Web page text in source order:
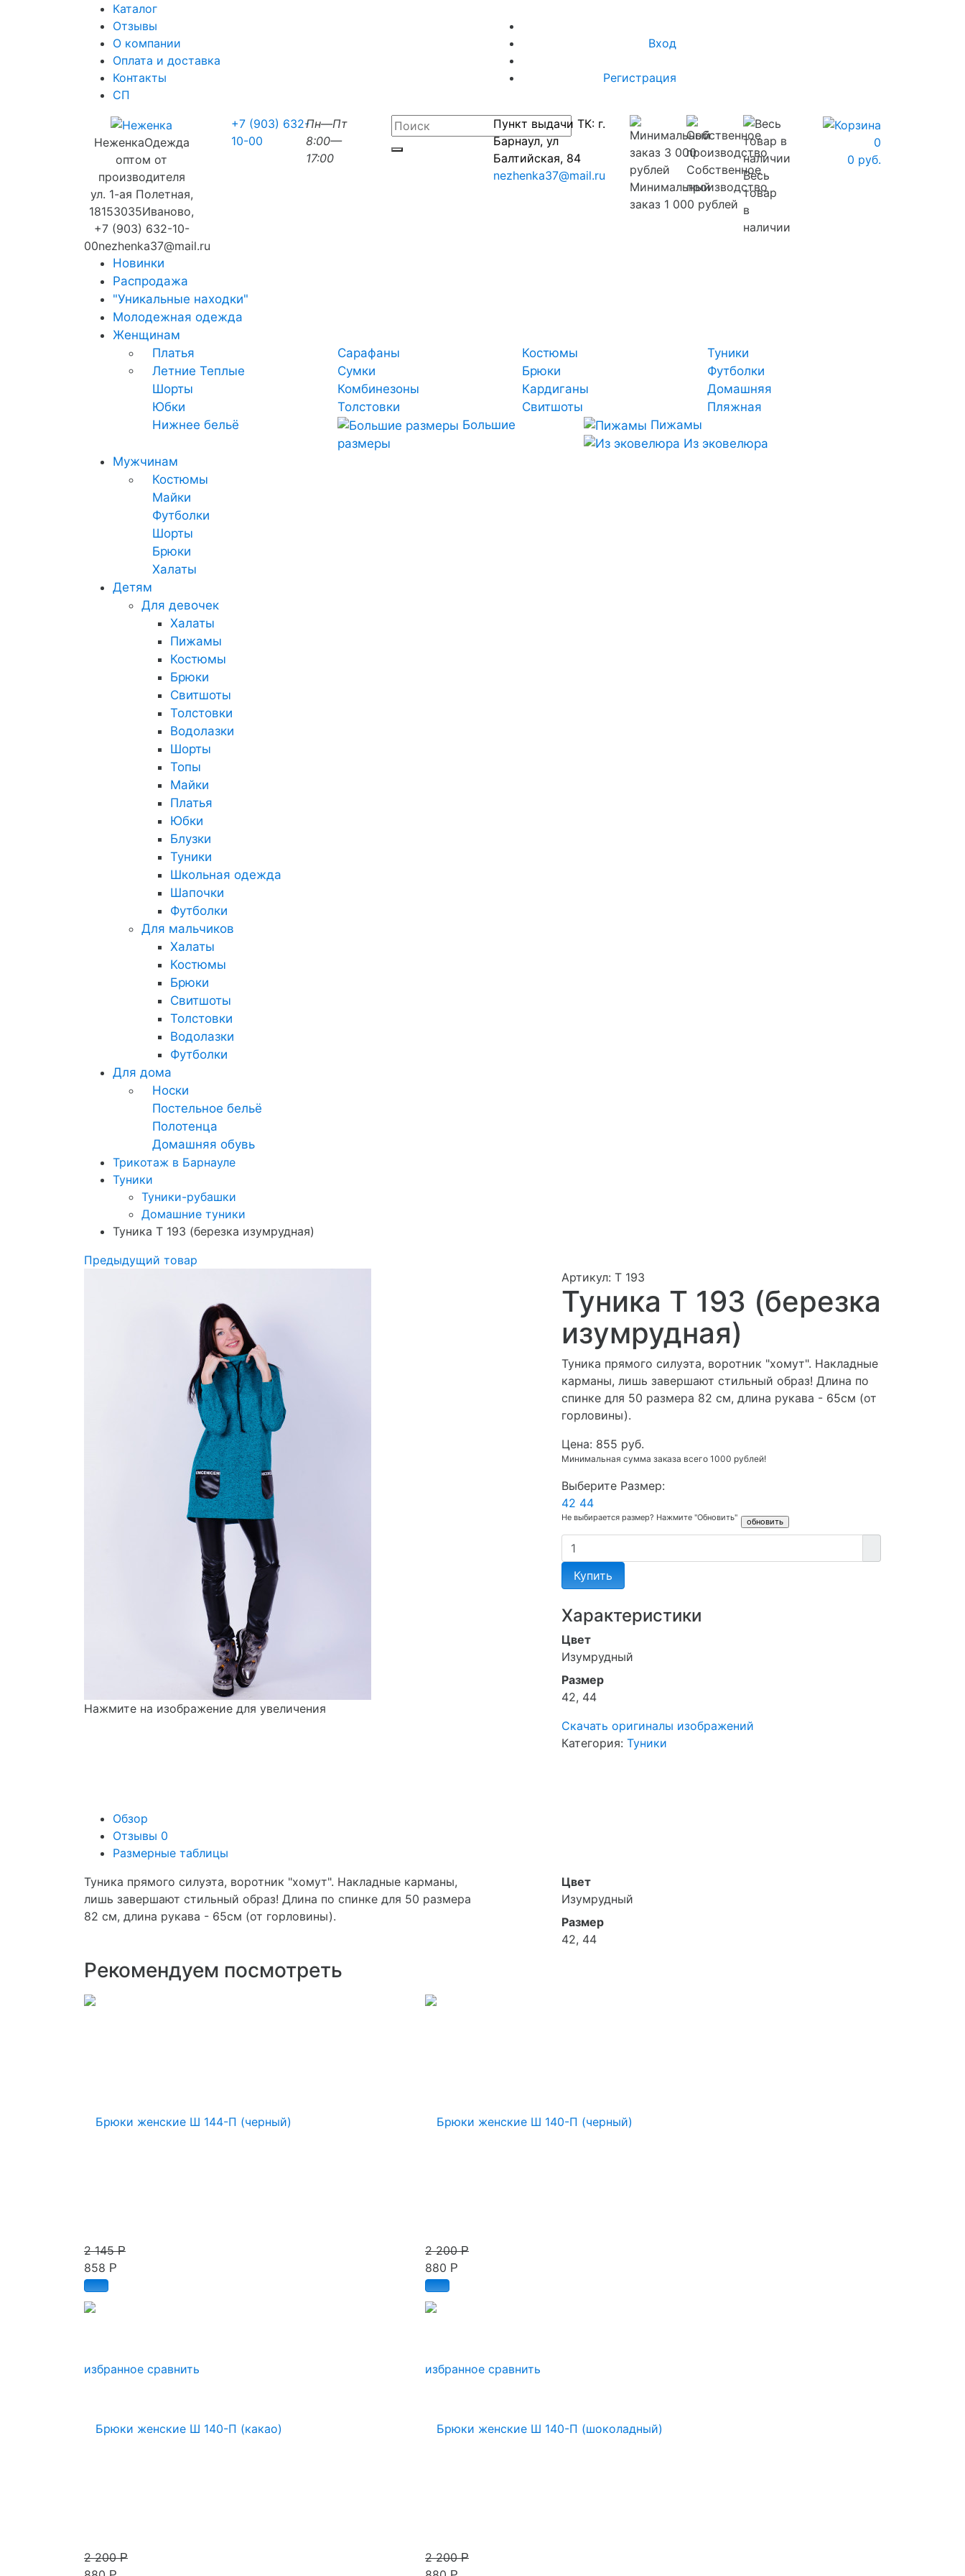
Каталог
Отзывы
О компании
Оплата и доставка
Контакты
СП
Вход
Регистрация
НеженкаОдежда
оптом от
производителя
ул. 1-ая Полетная,
18153035Иваново,
+7 (903) 632-10-
00nezhenka37@mail.ru
+7 (903) 632-
10-00
Пн—Пт
8:00—
17:00
Пункт выдачи ТК: г.
Барнаул, ул
Балтийская, 84
nezhenka37@mail.ru
Минимальный
заказ 1 000 рублей
Собственное
производство
Весь
товар
в
наличии
0
0 руб.
Новинки
Распродажа
"Уникальные находки"
Молодежная одежда
Женщинам
Платья
Летние Теплые
Сарафаны Костюмы
Туники
Сумки
Брюки
Футболки
Шорты
Комбинезоны Кардиганы
Домашняя
Юбки
Толстовки Свитшоты
Пляжная
Нижнее бельё
Большие
размеры
Пижамы
Из эковелюра
Мужчинам
Костюмы
Майки
Футболки
Шорты
Брюки
Халаты
Детям
Для девочек
Халаты
Пижамы
Костюмы
Брюки
Свитшоты
Толстовки
Водолазки
Шорты
Топы
Майки
Платья
Юбки
Блузки
Туники
Школьная одежда
Шапочки
Футболки
Для мальчиков
Халаты
Костюмы
Брюки
Свитшоты
Толстовки
Водолазки
Футболки
Для дома
Носки
Постельное бельё
Полотенца
Домашняя обувь
Трикотаж в Барнауле
Туники
Туники-рубашки
Домашние туники
Туника Т 193 (березка изумрудная)
Предыдущий товар
Нажмите на изображение для увеличения
Артикул: Т 193
Туника Т 193 (березка
изумрудная)
Туника прямого силуэта, воротник "хомут". Накладные
карманы, лишь завершают стильный образ! Длина по
спинке для 50 размера 82 см, длина рукава - 65см (от
горловины).
Цена: 855 руб.
Минимальная сумма заказа всего 1000 рублей!
Выберите Размер:
42 44
Не выбирается размер? Нажмите "Обновить"
Купить
Характеристики
Цвет
Изумрудный
Размер
42, 44
Скачать оригиналы изображений
Категория: Туники
Обзор
Отзывы 0
Размерные таблицы
Туника прямого силуэта, воротник "хомут". Накладные карманы,
лишь завершают стильный образ! Длина по спинке для 50 размера
82 см, длина рукава - 65см (от горловины).
Цвет
Изумрудный
Размер
42, 44
Рекомендуем посмотреть
избранное сравнить
2 145Р
858 Р
избранное сравнить
2 200Р
880 Р
2 200Р 2 200Р